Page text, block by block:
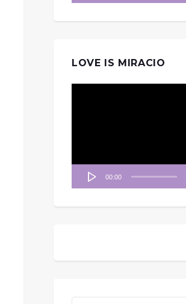
LOVE IS MIRACIO
00:00